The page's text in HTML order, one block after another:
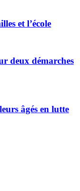
et l’école
deux démarches
âgés en lutte